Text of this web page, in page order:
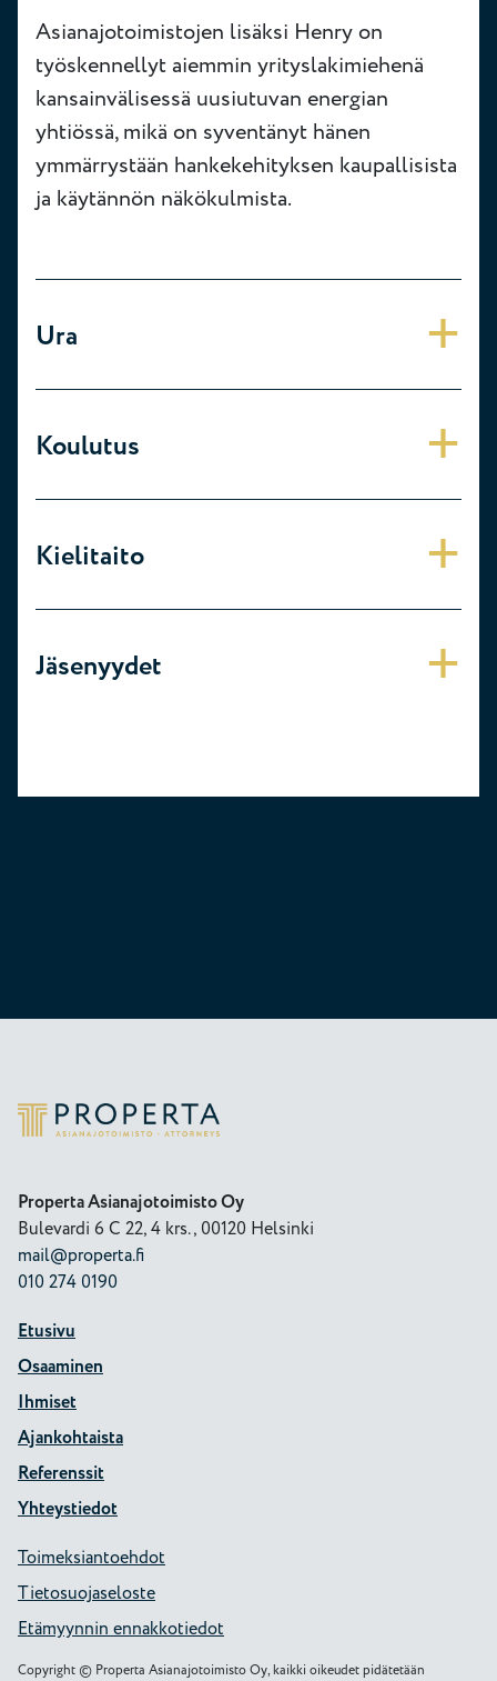
Asianajotoimistojen lisäksi Henry on
työskennellyt aiemmin yrityslakimiehenä
kansainvälisessä uusiutuvan energian
yhtiössä, mikä on syventänyt hänen
ymmärrystään hankekehityksen kaupallisista
ja käytännön näkökulmista.
Ura
Koulutus
Kielitaito
Jäsenyydet
Properta
Properta Asianajotoimisto Oy
Bulevardi 6 C 22, 4 krs., 00120 Helsinki
mail@properta.fi
010 274 0190
Etusivu
Osaaminen
Ihmiset
Ajankohtaista
Referenssit
Yhteystiedot
Toimeksiantoehdot
Tietosuojaseloste
Etämyynnin ennakkotiedot
Copyright © Properta Asianajotoimisto Oy, kaikki oikeudet pidätetään